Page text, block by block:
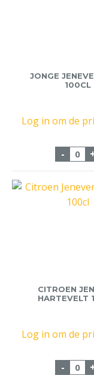
JONGE
100CL
Log in om de
-
CITROEN
HARTEVELT
Log in om de
-